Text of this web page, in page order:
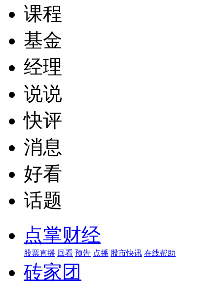
课程
基金
经理
说说
快评
消息
好看
话题
点掌财经
股票直播 回看 预告 点播 股市快讯 在线帮助
砖家团